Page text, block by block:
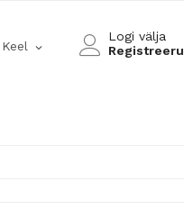
Logi välja
Registreeru
expand_more